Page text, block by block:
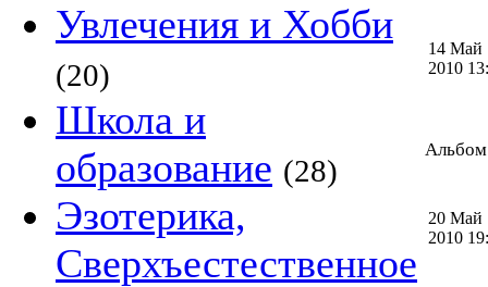
Увлечения и Хобби
(20)
Школа и
образование (28)
Эзотерика,
Сверхъестественное
14 Май
2010
Альбом
20 Май
2010